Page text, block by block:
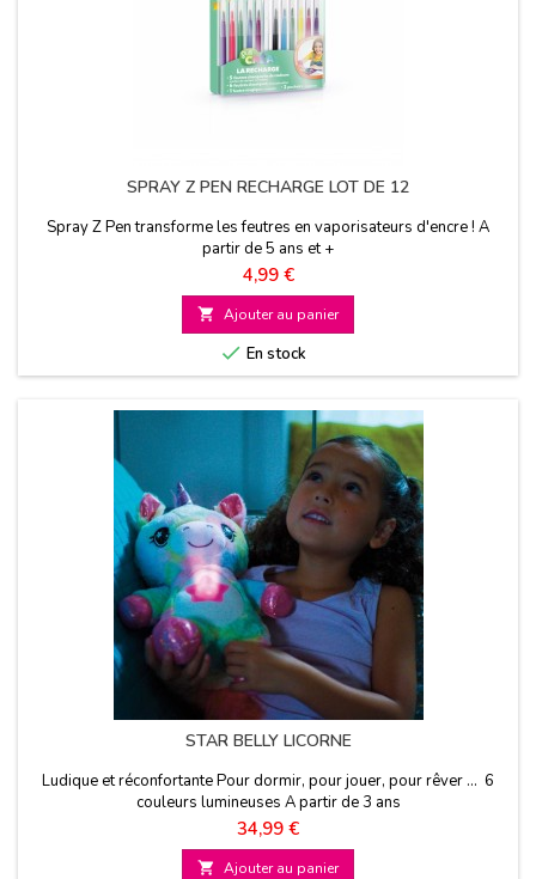
SPRAY Z PEN RECHARGE LOT DE 12
Spray Z Pen transforme les feutres en vaporisateurs d'encre ! A
partir de 5 ans et +
Prix
4,99 €
 Ajouter au panier
 En stock
STAR BELLY LICORNE
Ludique et réconfortante Pour dormir, pour jouer, pour rêver ... 6
couleurs lumineuses A partir de 3 ans
Prix
34,99 €
 Ajouter au panier